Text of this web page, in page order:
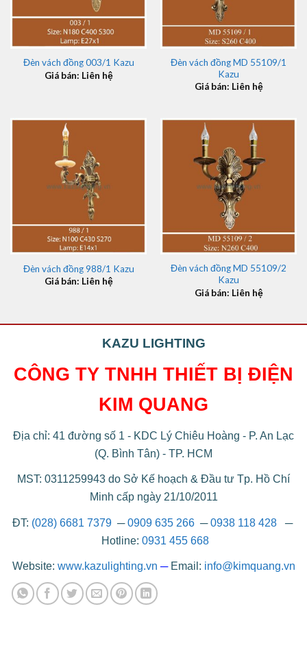
Đèn vách đồng 003/1 Kazu
Giá bán: Liên hệ
Đèn vách đồng MD 55109/1
Kazu
Giá bán: Liên hệ
Đèn vách đồng 988/1 Kazu
Giá bán: Liên hệ
Đèn vách đồng MD 55109/2
Kazu
Giá bán: Liên hệ
KAZU LIGHTING
CÔNG TY TNHH THIẾT BỊ ĐIỆN
KIM QUANG
Địa chỉ: 41 đường số 1 - KDC Lý Chiêu Hoàng - P. An Lạc
(Q. Bình Tân) - TP. HCM
MST: 0311259943 do Sở Kế hoạch & Đầu tư Tp. Hồ Chí
Minh cấp ngày 21/10/2011
ĐT: (028) 6681 7379 ─0909 635 266─0938 118 428─
Hotline: 0931 455 668
Website: www.kazulighting.vn ─ Email: info@kimquang.vn